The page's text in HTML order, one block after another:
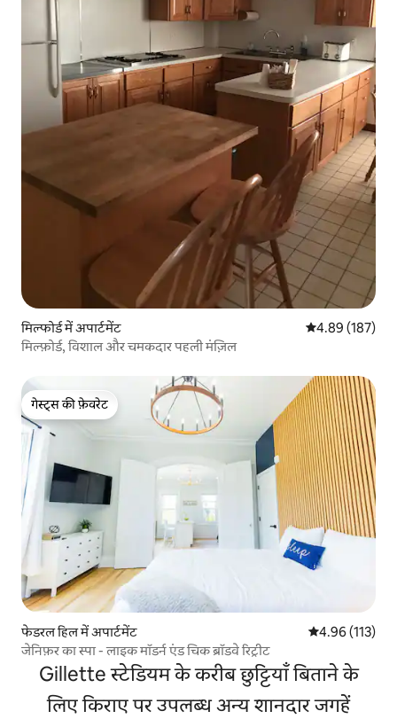
मिल्फोर्ड में अपार्टमेंट औसत रेटिंग 5 में से
4.89 (187)
मिल्फ़ोर्ड, विशाल और चमकदार पहली मंज़िल
गेस्ट्स की फ़ेवरेट
गेस्ट्स की फ़ेवरेट
फेडरल हिल में अपार्टमेंट औसत रेटिंग 5 में से
4.96 (113)
जेनिफ़र का स्पा - लाइक मॉडर्न एंड चिक ब्रॉडवे रिट्रीट
Gillette स्टेडियम के करीब छुट्टियाँ बिताने के
लिए किराए पर उपलब्ध अन्य शानदार जगहें